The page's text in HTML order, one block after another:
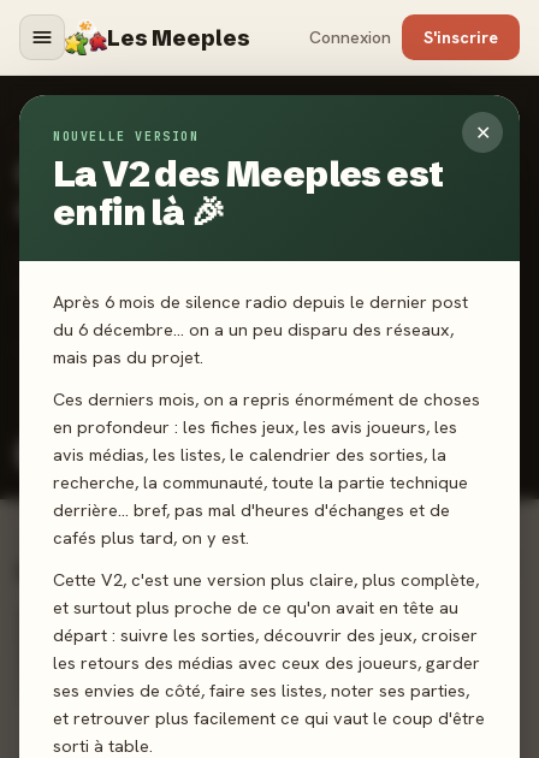
Les Meeples Connexion S'inscrire
✕
NOUVELLE VERSION
La V2 des Meeples est
enfin là 🎉
Après 6 mois de silence radio depuis le dernier post
du 6 décembre… on a un peu disparu des réseaux,
mais pas du projet.
Ces derniers mois, on a repris énormément de choses
en profondeur : les fiches jeux, les avis joueurs, les
avis médias, les listes, le calendrier des sorties, la
recherche, la communauté, toute la partie technique
derrière… bref, pas mal d'heures d'échanges et de
cafés plus tard, on y est.
Cette V2, c'est une version plus claire, plus complète,
et surtout plus proche de ce qu'on avait en tête au
départ : suivre les sorties, découvrir des jeux, croiser
les retours des médias avec ceux des joueurs, garder
ses envies de côté, faire ses listes, noter ses parties,
et retrouver plus facilement ce qui vaut le coup d'être
sorti à table.
SORTIES JEUX DE SOCIÉTÉ
Calendrier
des sorties
Les jeux sortent le vendredi. Activez une alerte et soyez
Ce mois : 46 sorties· 5 vendredis
Jeux de société
Enfant / Éveil
PASSÉ
Mardi 4 août
Dungeons & Dragons 5 : Les Royaumes Oubliés - Héros de Faerûn
Wizards of the Coast
Dungeons & Dragons 5 : Les Royaumes Oubliés - Aventures à Faerûn